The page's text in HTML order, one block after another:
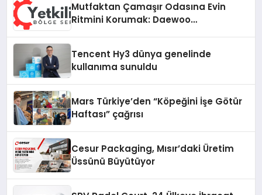
Mutfaktan Çamaşır Odasına Evin
Ritmini Korumak: Daewoo
Tencent Hy3 dünya genelinde
kullanıma sunuldu
Mars Türkiye’den “Köpeğini İşe Götür
Haftası” çağrısı
Cesur Packaging, Mısır’daki Üretim
Üssünü Büyütüyor